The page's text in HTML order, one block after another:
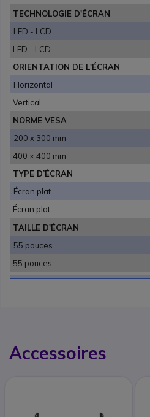
TECHNOLOGIE D'ÉCRAN
LED - LCD
LED - LCD
ORIENTATION DE L'ÉCRAN
Horizontal
Vertical
NORME VESA
200 x 300 mm
400 × 400 mm
TYPE D’ÉCRAN
Écran plat
Écran plat
TAILLE D'ÉCRAN
55 pouces
55 pouces
Accessoires